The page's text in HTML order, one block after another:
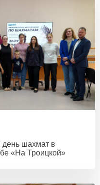
шахмат в
«На Троицкой»